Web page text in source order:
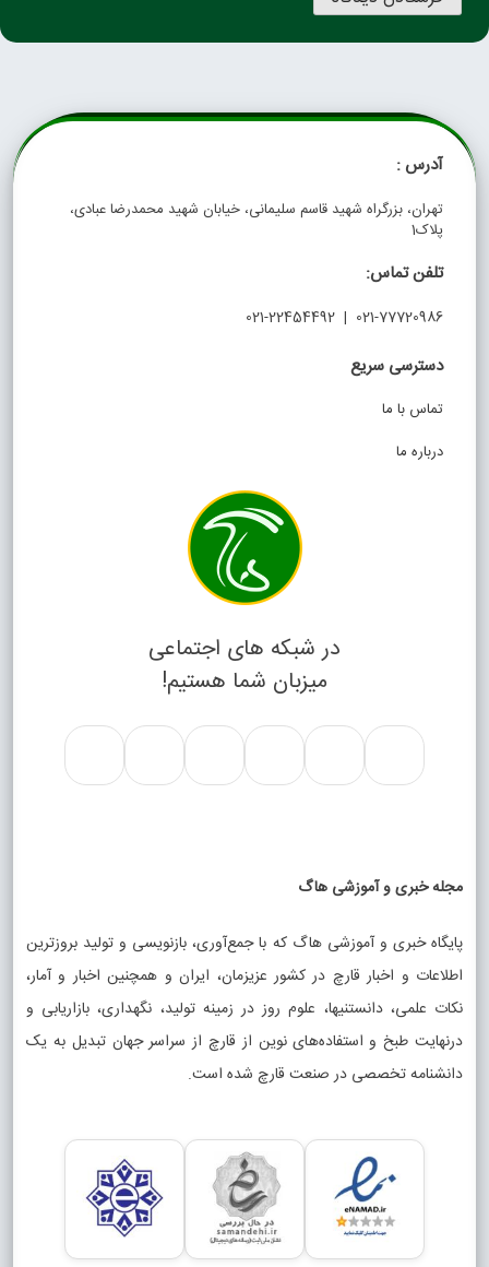
آدرس :
تهران، بزرگراه شهید قاسم سلیمانی، خیابان شهید محمدرضا عبادی،
پلاک1
تلفن تماس:
021-77720986 | 021-22454492
دسترسی سریع
تماس با ما
درباره ما
در شبکه های اجتماعی
میزبان شما هستیم!
مجله خبری و آموزشی هاگ
پایگاه خبری و آموزشی هاگ که با جمع‌آوری، بازنویسی و تولید بروزترین
اطلاعات و اخبار قارچ در کشور عزیزمان، ایران و همچنین اخبار و آمار،
نکات علمی، دانستنیها، علوم روز در زمینه تولید، نگهداری، بازاریابی و
درنهایت طبخ و استفاده‌های نوین از قارچ از سراسر جهان تبدیل به یک
دانشنامه تخصصی در صنعت قارچ شده است.